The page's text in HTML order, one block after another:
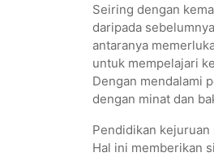
Seiring dengan
daripada
antaranya
untuk mempelajari
Dengan mendalami
dengan minat dan
Pendidikan
Hal ini memberikan